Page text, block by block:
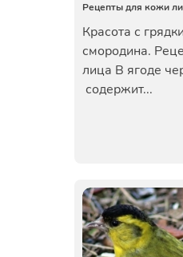
Рецепты для кожи
Красота с
смородина.
лица В ягоде
содержит...